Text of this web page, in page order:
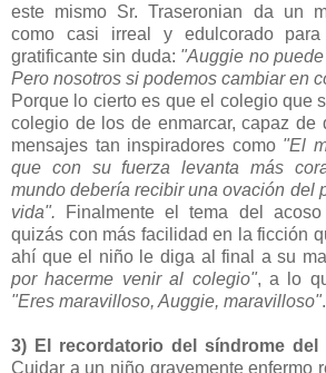
este mismo Sr. Traseronian da un
como casi irreal y edulcorado
gratificante sin duda: "Auggie no
Pero nosotros si podemos cambiar en
Porque lo cierto es que el colegio que
colegio de los de enmarcar, capaz de
mensajes tan inspiradores como "El
que con su fuerza levanta más
mundo debería recibir una ovación del
vida". Finalmente el tema del
quizás con más facilidad en la ficción
ahí que el niño le diga al final a su
por hacerme venir al colegio", a lo
"Eres maravilloso, Auggie, maravilloso".
3) El recordatorio del síndrome del
Cuidar a un niño gravemente enfermo